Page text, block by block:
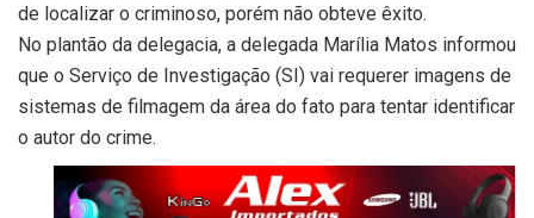
de localizar o criminoso, porém não obteve êxito.
No plantão da delegacia, a delegada Marília Matos informou
que o Serviço de Investigação (SI) vai requerer imagens de
sistemas de filmagem da área do fato para tentar identificar
o autor do crime.